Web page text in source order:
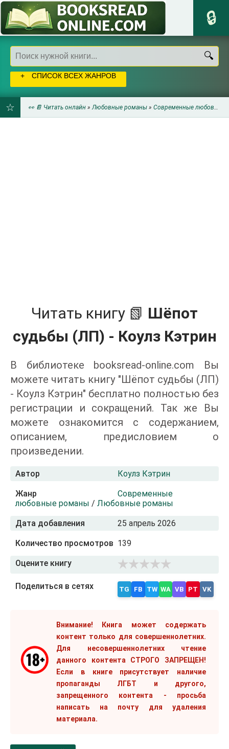
СПИСОК ВСЕХ ЖАНРОВ
👀 📔 Читать онлайн »Любовные романы » Современные любовные романы
Читать книгу 📗 Шёпот
судьбы (ЛП) - Коулз Кэтрин
В библиотеке booksread-online.com Вы
можете читать книгу "Шёпот судьбы (ЛП)
- Коулз Кэтрин" бесплатно полностью без
регистрации и сокращений. Так же Вы
можете ознакомится с содержанием,
описанием, предисловием о
произведении.
Автор Коулз Кэтрин
Жанр
Современные
любовные романы / Любовные романы
Дата добавления 25 апрель 2026
Количество просмотров 139
Оцените книгу
Поделиться в сетях TG FB TW WA VB PT VK
Внимание! Книга может содержать
контент только для совершеннолетних.
Для несовершеннолетних чтение
данного контента СТРОГО ЗАПРЕЩЕН!
Если в книге присутствует наличие
пропаганды ЛГБТ и другого,
запрещенного контента - просьба
написать на почту для удаления
материала.